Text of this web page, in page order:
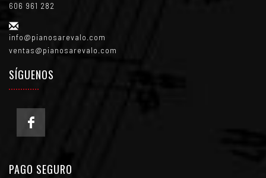
606 961 282
info@pianosarevalo.com
ventas@pianosarevalo.com
SÍGUENOS
PAGO SEGURO